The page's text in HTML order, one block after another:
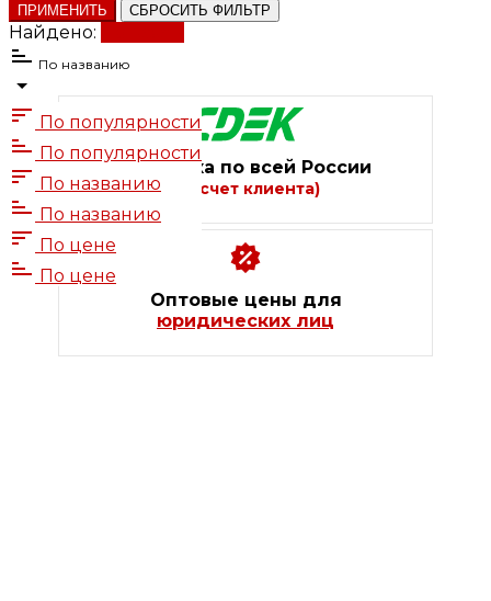
ПРИМЕНИТЬ СБРОСИТЬ ФИЛЬТР
Найдено:
По названию
По популярности
По популярности
По названию
По названию
По цене
По цене
Доставка по всей России
(за счет клиента)
Оптовые цены для
юридических лиц